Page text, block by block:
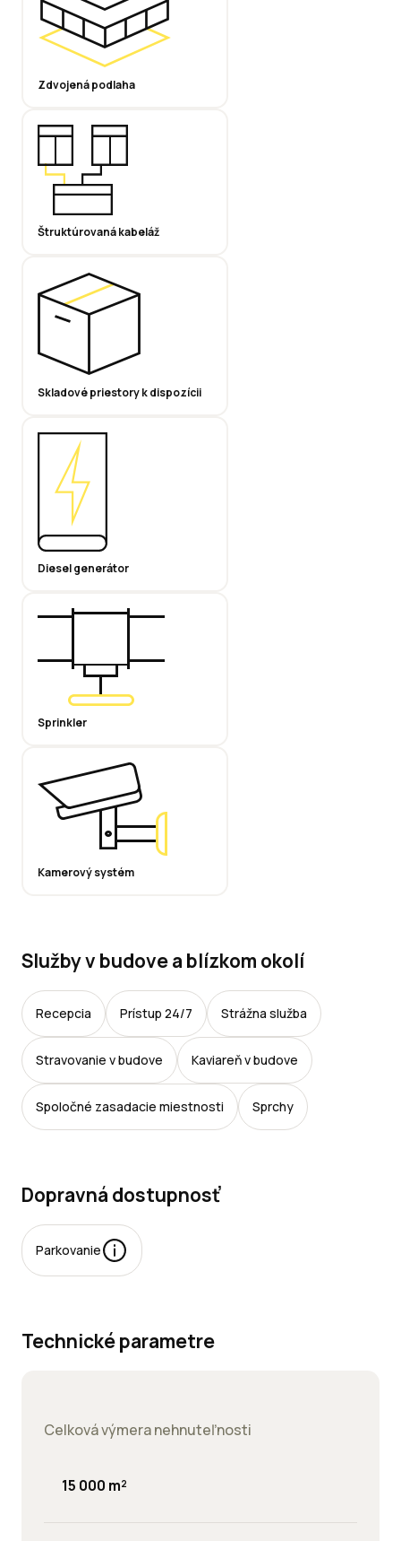
Zdvojená podlaha
Štruktúrovaná kabeláž
Skladové priestory k dispozícii
Diesel generátor
Sprinkler
Kamerový systém
Služby v budove a blízkom okolí
Recepcia Prístup 24/7 Strážna služba
Stravovanie v budove Kaviareň v budove
Spoločné zasadacie miestnosti Sprchy
Dopravná dostupnosť
Parkovanie
Technické parametre
Celková výmera nehnuteľnosti
15 000 m²